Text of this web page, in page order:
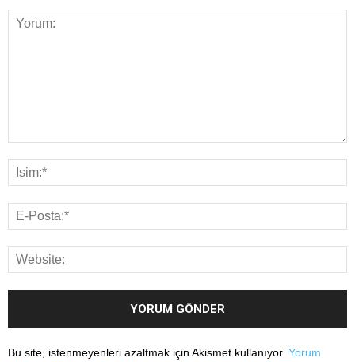
Bu site, istenmeyenleri azaltmak için Akismet kullanıyor. Yorum